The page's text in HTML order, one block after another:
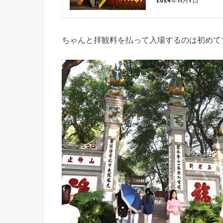
ちゃんと拝観料を払って入場するのは初めて